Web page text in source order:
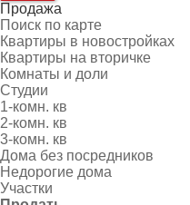
Продажа
Поиск по карте
Квартиры в новостройках
Квартиры на вторичке
Комнаты и доли
Студии
1-комн. кв
2-комн. кв
3-комн. кв
Дома без посредников
Недорогие дома
Участки